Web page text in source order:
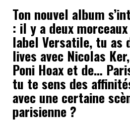
Ton nouvel album
: il y a deux
label Versatile, tu as
lives avec Nicolas
Poni Hoax et de…
tu te sens des
avec une certaine
parisienne ?